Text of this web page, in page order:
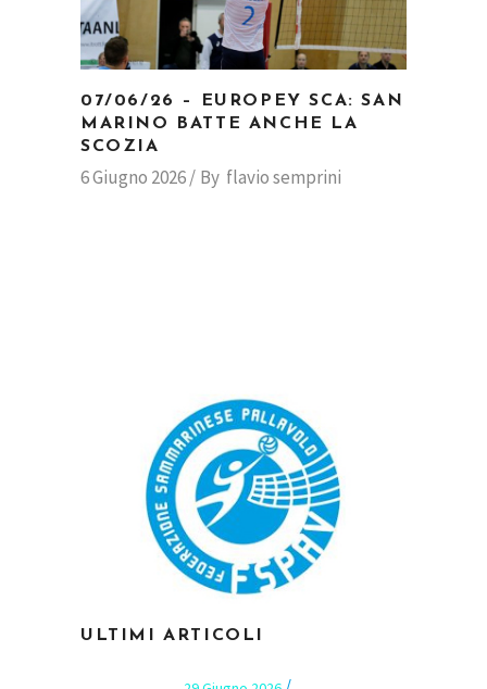
07/06/26 – EUROPEY SCA: SAN
MARINO BATTE ANCHE LA
SCOZIA
6 Giugno 2026 By flavio semprini
ULTIMI ARTICOLI